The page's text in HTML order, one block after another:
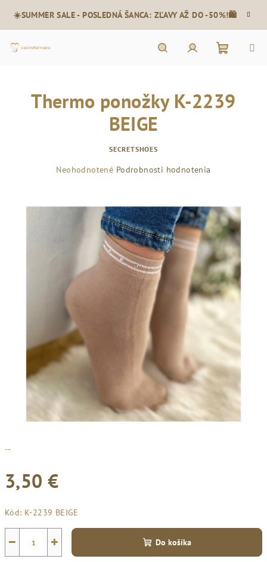
obsah
☀️SUMMER SALE - POSLEDNÁ ŠANCA: ZĽAVY AŽ DO -50%!🛍️
košík
--
3,50 €
cena:
Kód: K-2239 BEIGE
+
− Do košíka
Thermo ponožky K-2239
BEIGE
SECRETSHOES
Priemerné
je
Neohodnotené Podrobnosti hodnotenia